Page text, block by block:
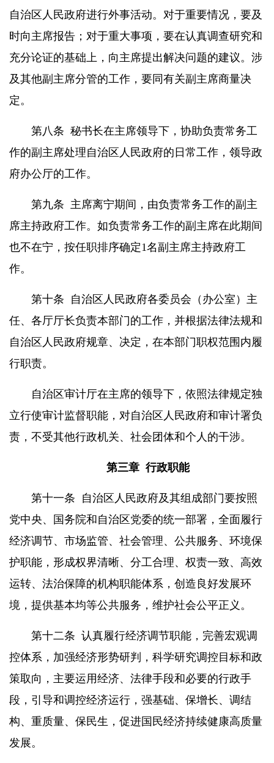
自治区人民政府进行外事活动。对于重要情况，要及
时向主席报告；对于重大事项，要在认真调查研究和
充分论证的基础上，向主席提出解决问题的建议。涉
及其他副主席分管的工作，要同有关副主席商量决
定。
第八条 秘书长在主席领导下，协助负责常务工
作的副主席处理自治区人民政府的日常工作，领导政
府办公厅的工作。
第九条 主席离宁期间，由负责常务工作的副主
席主持政府工作。如负责常务工作的副主席在此期间
也不在宁，按任职排序确定1名副主席主持政府工
作。
第十条
自治区人民政府各委员会（办公室）主
任、各厅厅长负责本部门的工作，并根据法律法规和
自治区人民政府规章、决定，在本部门职权范围内履
行职责。
自治区审计厅在主席的领导下，依照法律规定独
立行使审计监督职能，对自治区人民政府和审计署负
责，不受其他行政机关、社会团体和个人的干涉。
第三章 行政职能
第十一条
自治区人民政府及其组成部门要按照
党中央、国务院和自治区党委的统一部署，全面履行
经济调节、市场监管、社会管理、公共服务、环境保
护职能，形成权界清晰、分工合理、权责一致、高效
运转、法治保障的机构职能体系，创造良好发展环
境，提供基本均等公共服务，维护社会公平正义。
第十二条 认真履行经济调节职能，完善宏观调
控体系，加强经济形势研判，科学研究调控目标和政
策取向，主要运用经济、法律手段和必要的行政手
段，引导和调控经济运行，强基础、保增长、调结
构、重质量、保民生，促进国民经济持续健康高质量
发展。